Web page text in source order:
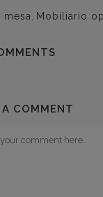
mesa Mobiliario
COMMENT